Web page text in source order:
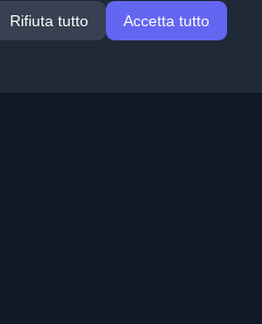
Rifiuta tutto Accetta tutto